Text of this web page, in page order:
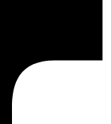
y que se
de la
historia y de
a las
ha